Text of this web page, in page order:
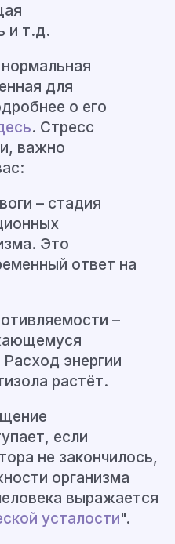
и т.д.
для
о его
. Стресс
важно
– стадия
Это
ответ на
–
энергии
растёт.
если
не закончилось,
организма
выражается
усталости".